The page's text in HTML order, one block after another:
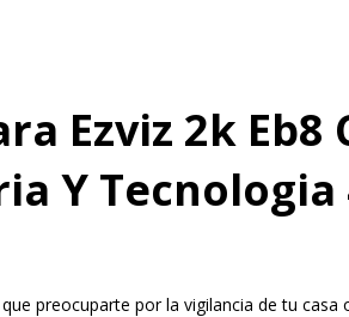
Ezviz 2k Eb8
Y Tecnologia
preocuparte por la vigilancia de tu casa